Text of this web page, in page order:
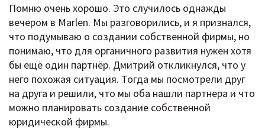
Помню очень хорошо. Это случилось однажды
вечером в Marlen. Мы разговорились, и я признался,
что подумываю о создании собственной фирмы, но
понимаю, что для органичного развития нужен хотя
бы ещё один партнёр. Дмитрий откликнулся, что у
него похожая ситуация. Тогда мы посмотрели друг
на друга и решили, что мы оба нашли партнера и что
можно планировать создание собственной
юридической фирмы.